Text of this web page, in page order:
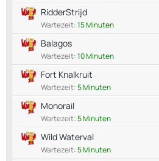
RidderStrijd
Wartezeit:15 Minuten
Balagos
Wartezeit:10 Minuten
Fort Knalkruit
Wartezeit:5 Minuten
Monorail
Wartezeit:5 Minuten
Wild Waterval
Wartezeit:5 Minuten